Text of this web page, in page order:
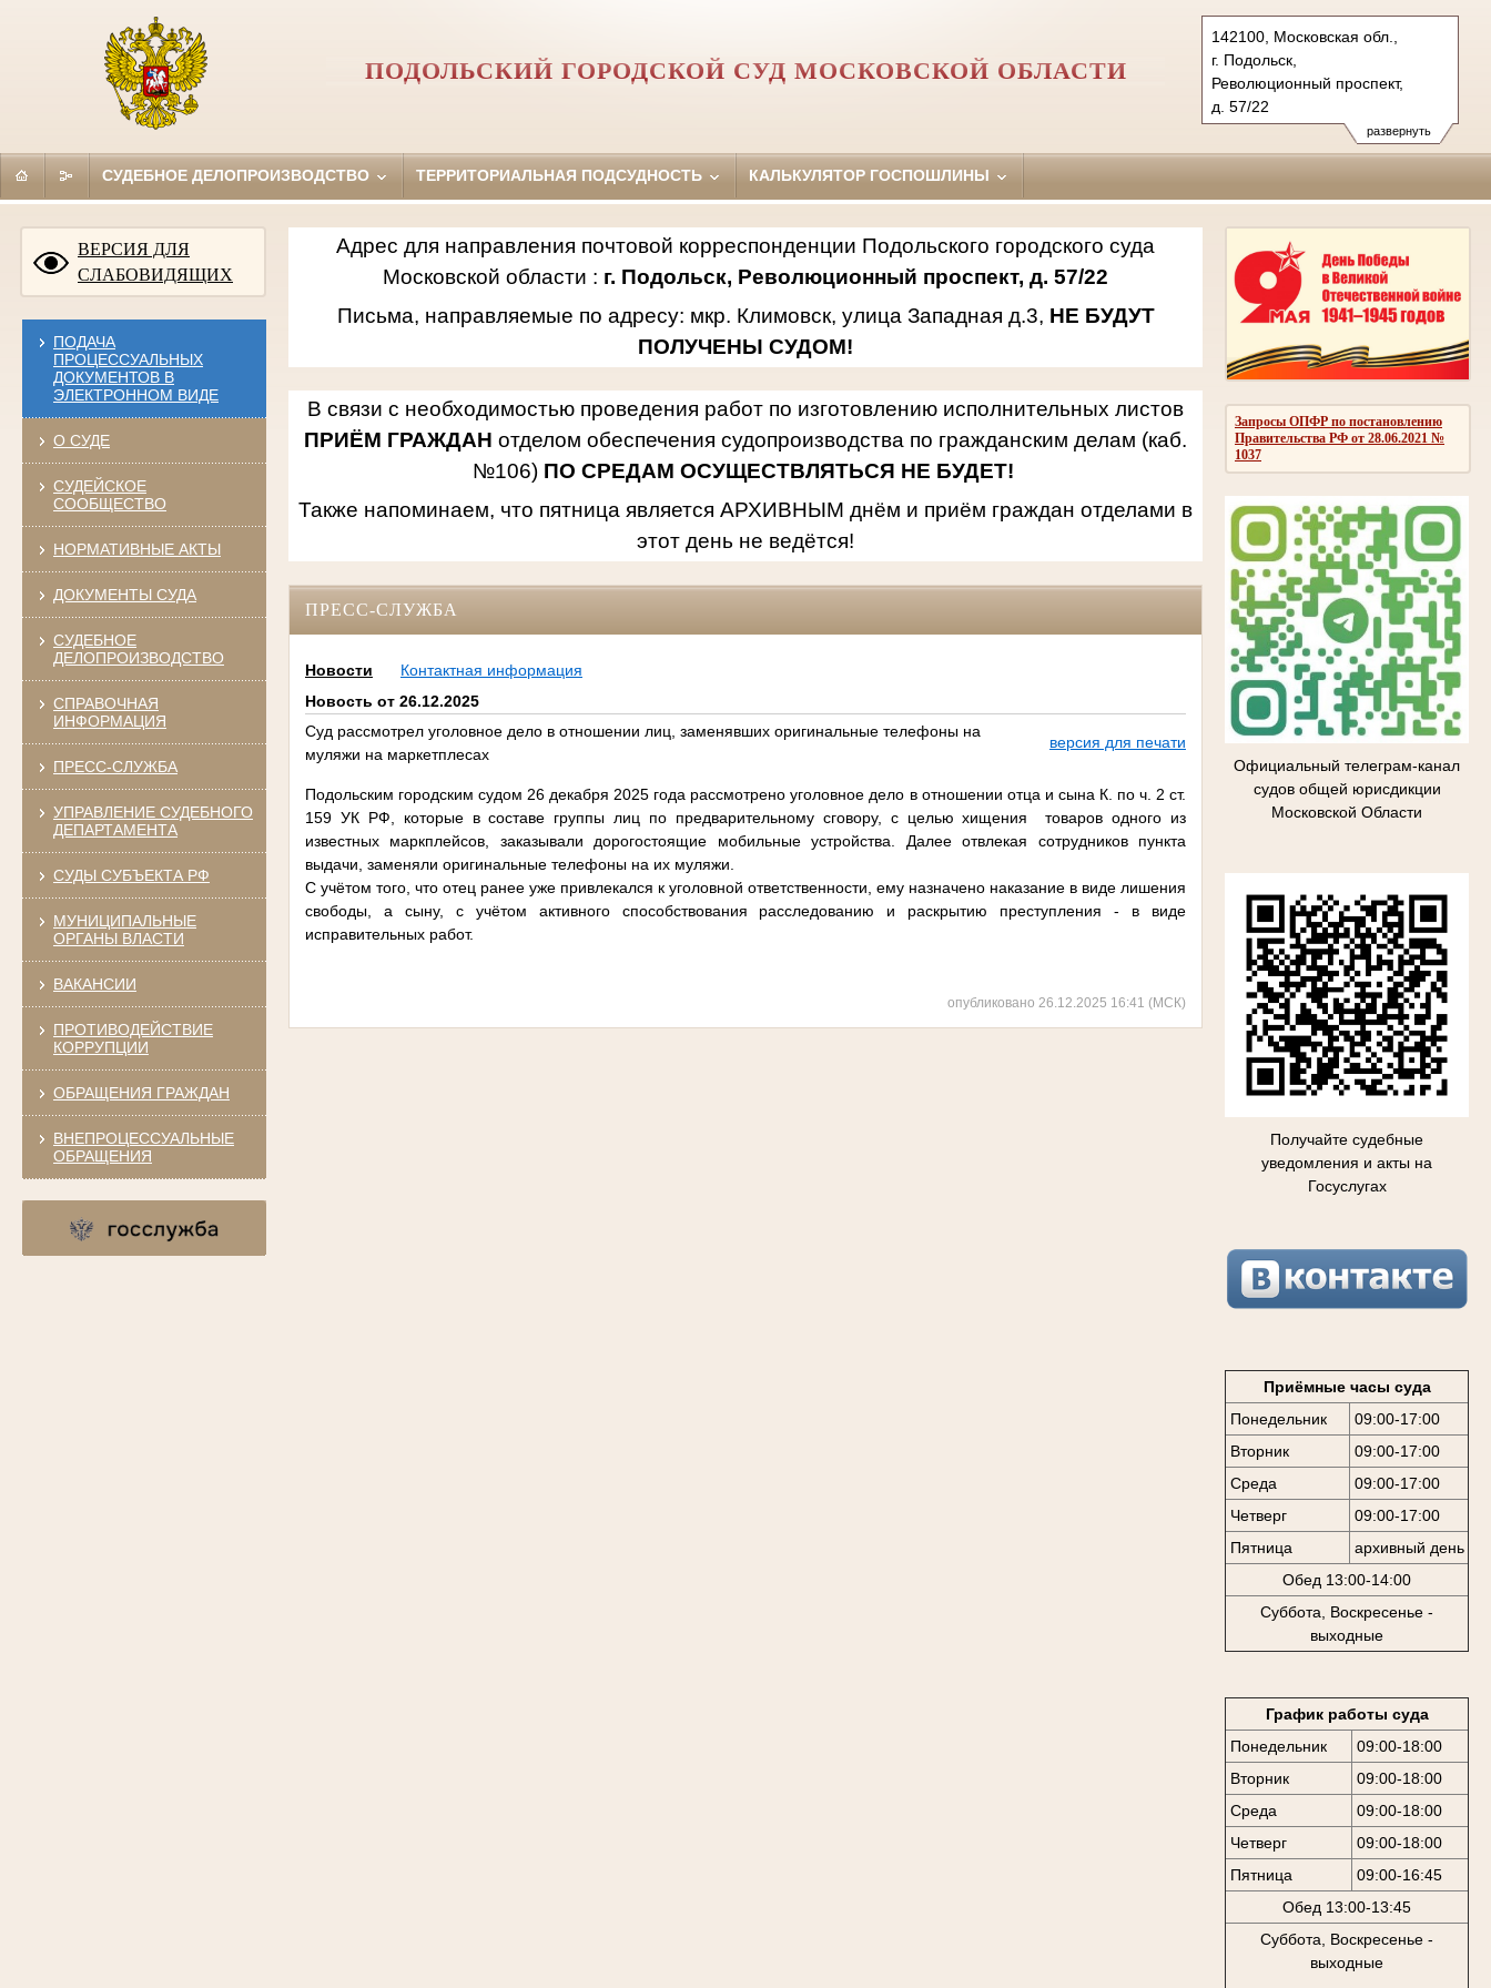
развернуть
142100, Московская обл.,
г. Подольск,
Революционный проспект,
д. 57/22
142181, г.о. Подольск,
мкр. Климовск, ул. Западная,
Тел.: 8(496)769-69-21, 769-94-
podolsky.mo@sudrf.ru
ПОДОЛЬСКИЙ ГОРОДСКОЙ СУД МОСКОВСКОЙ ОБЛАСТИ
СУДЕБНОЕ ДЕЛОПРОИЗВОДСТВО ТЕРРИТОРИАЛЬНАЯ ПОДСУДНОСТЬ КАЛЬКУЛЯТОР ГОСПОШЛИНЫ
ВЕРСИЯ ДЛЯ
СЛАБОВИДЯЩИХ
ПОДАЧА
ПРОЦЕССУАЛЬНЫХ
ДОКУМЕНТОВ В
ЭЛЕКТРОННОМ ВИДЕ
О СУДЕ
СУДЕЙСКОЕ
СООБЩЕСТВО
НОРМАТИВНЫЕ АКТЫ
ДОКУМЕНТЫ СУДА
СУДЕБНОЕ
ДЕЛОПРОИЗВОДСТВО
СПРАВОЧНАЯ
ИНФОРМАЦИЯ
ПРЕСС-СЛУЖБА
УПРАВЛЕНИЕ СУДЕБНОГО
ДЕПАРТАМЕНТА
СУДЫ СУБЪЕКТА РФ
МУНИЦИПАЛЬНЫЕ
ОРГАНЫ ВЛАСТИ
ВАКАНСИИ
ПРОТИВОДЕЙСТВИЕ
КОРРУПЦИИ
ОБРАЩЕНИЯ ГРАЖДАН
ВНЕПРОЦЕССУАЛЬНЫЕ
ОБРАЩЕНИЯ
Запросы ОПФР по постановлению
Правительства РФ от 28.06.2021 №
1037
Официальный телеграм-канал
судов общей юрисдикции
Московской Области
Получайте судебные
уведомления и акты на
Госуслугах
Приёмные часы суда
Понедельник
09:00-17:00
Вторник
09:00-17:00
Среда
09:00-17:00
Четверг
09:00-17:00
Пятница
архивный день
Обед 13:00-14:00
Суббота, Воскресенье -
выходные
График работы суда
Понедельник
09:00-18:00
Вторник
09:00-18:00
Среда
09:00-18:00
Четверг
09:00-18:00
Пятница
09:00-16:45
Обед 13:00-13:45
Суббота, Воскресенье -
выходные
Адрес для направления почтовой корреспонденции Подольского городского суда
Московской области : г. Подольск, Революционный проспект, д. 57/22
Письма, направляемые по адресу: мкр. Климовск, улица Западная д.3, НЕ БУДУТ
ПОЛУЧЕНЫ СУДОМ!
В связи с необходимостью проведения работ по изготовлению исполнительных листов
ПРИЁМ ГРАЖДАН отделом обеспечения судопроизводства по гражданским делам (каб.
№106) ПО СРЕДАМ ОСУЩЕСТВЛЯТЬСЯ НЕ БУДЕТ!
Также напоминаем, что пятница является АРХИВНЫМ днём и приём граждан отделами в
этот день не ведётся!
ПРЕСС-СЛУЖБА
Новости
Контактная информация
Новость от 26.12.2025
Суд рассмотрел уголовное дело в отношении лиц, заменявших оригинальные телефоны на
муляжи на маркетплесах
версия для печати
Подольским городским судом 26 декабря 2025 года рассмотрено уголовное дело в отношении отца и сына К. по ч. 2 ст.
159 УК РФ, которые в составе группы лиц по предварительному сговору, с целью хищения товаров одного из
известных маркплейсов, заказывали дорогостоящие мобильные устройства. Далее отвлекая сотрудников пункта
выдачи, заменяли оригинальные телефоны на их муляжи.
С учётом того, что отец ранее уже привлекался к уголовной ответственности, ему назначено наказание в виде лишения
свободы, а сыну, с учётом активного способствования расследованию и раскрытию преступления - в виде
исправительных работ.
опубликовано 26.12.2025 16:41 (МСК)